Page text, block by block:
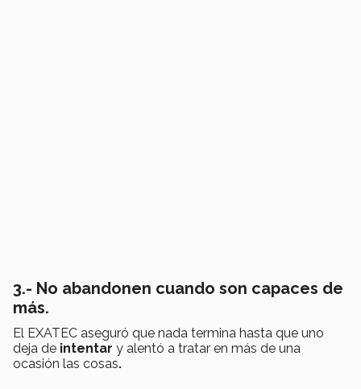
3.- No abandonen cuando son capaces de
más.
El EXATEC aseguró que nada termina hasta que uno
deja de intentar y alentó a tratar en más de una
ocasión las cosas.